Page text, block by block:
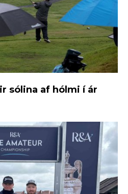
sólina af hólmi í ár